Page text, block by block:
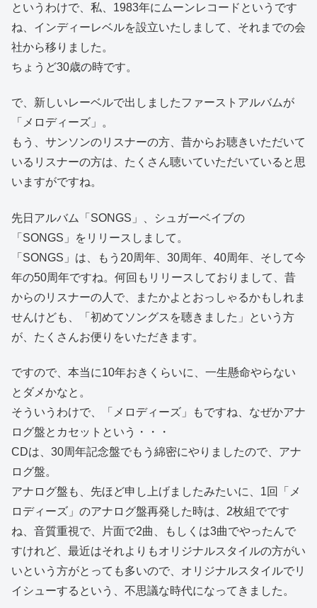
というわけで、私、1983年にムーンレコードというです
ね、インディーレベルを設立いたしまして、それまでの会
社から移りました。
ちょうど30歳の時です。
で、新しいレーベルで出しましたファーストアルバムが
「メロディーズ」。
もう、サンソンのリスナーの方、昔からお聴きいただいて
いるリスナーの方は、たくさん聴いていただいていると思
いますがですね。
先日アルバム「SONGS」、シュガーベイブの
「SONGS」をリリースしまして。
「SONGS」は、もう20周年、30周年、40周年、そして今
年の50周年ですね。何回もリリースしておりまして、昔
からのリスナーの人で、またかよとおっしゃるかもしれま
せんけども、「初めてソングスを聴きました」という方
が、たくさんお便りをいただきます。
ですので、本当に10年おきくらいに、一生懸命やらない
とダメかなと。
そういうわけで、「メロディーズ」もですね、なぜかアナ
ログ盤とカセットという・・・
CDは、30周年記念盤でもう綿密にやりましたので、アナ
ログ盤。
アナログ盤も、先ほど申し上げましたみたいに、1回「メ
ロディーズ」のアナログ盤再発した時は、2枚組でです
ね、音質重視で、片面で2曲、もしくは3曲でやったんで
すけれど、最近はそれよりもオリジナルスタイルの方がい
いという方がとっても多いので、オリジナルスタイルでリ
イシューするという、不思議な時代になってきました。